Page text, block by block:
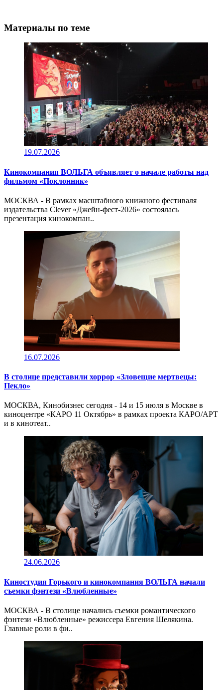
Материалы по теме
19.07.2026
Кинокомпания ВОЛЬГА объявляет о начале работы над
фильмом «Поклонник»
МОСКВА - В рамках масштабного книжного фестиваля
издательства Clever «Джейн-фест-2026» состоялась
презентация кинокомпан..
16.07.2026
В столице представили хоррор «Зловещие мертвецы:
Пекло»
МОСКВА, Кинобизнес сегодня - 14 и 15 июля в Москве в
киноцентре «КАРО 11 Октябрь» в рамках проекта КАРО/АРТ
и в кинотеат..
24.06.2026
Киностудия Горького и кинокомпания ВОЛЬГА начали
съемки фэнтези «Влюбленные»
МОСКВА - В столице начались съемки романтического
фэнтези «Влюбленные» режиссера Евгения Шелякина.
Главные роли в фи..